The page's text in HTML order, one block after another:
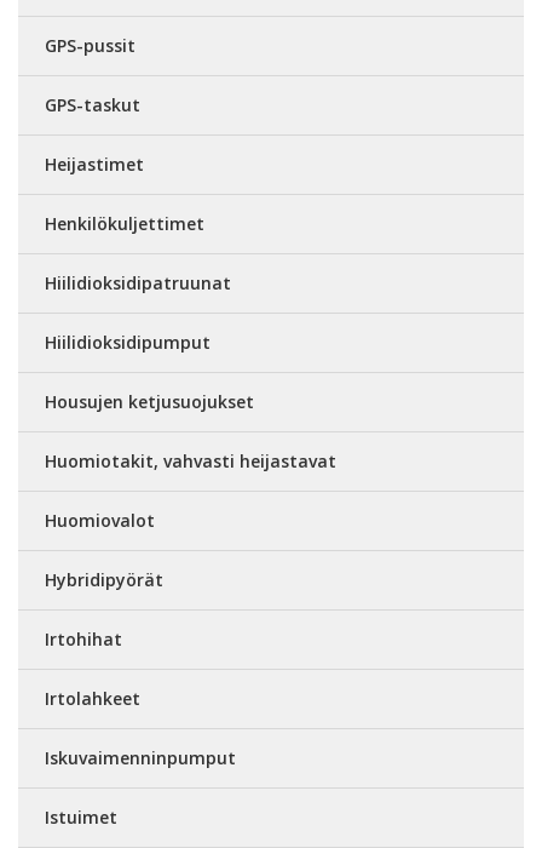
GPS-pussit
GPS-taskut
Heijastimet
Henkilökuljettimet
Hiilidioksidipatruunat
Hiilidioksidipumput
Housujen ketjusuojukset
Huomiotakit, vahvasti heijastavat
Huomiovalot
Hybridipyörät
Irtohihat
Irtolahkeet
Iskuvaimenninpumput
Istuimet